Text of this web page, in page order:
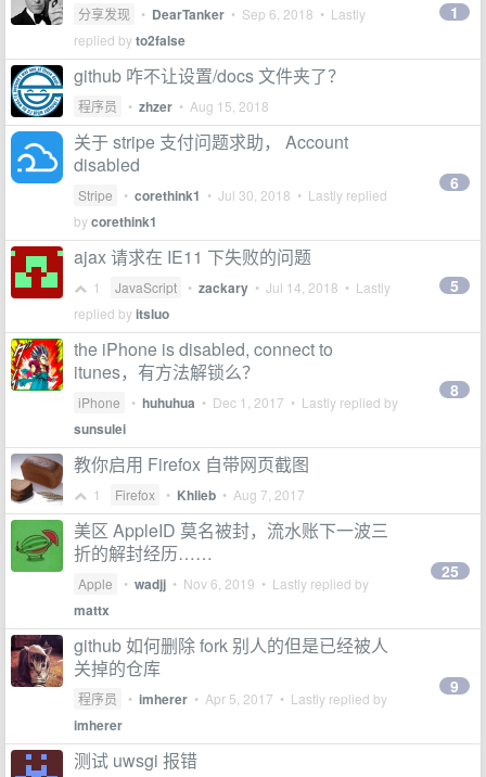
分享发现 • DearTanker • Sep 6, 2018 • Lastly
replied byto2false
1
github 咋不让设置/docs 文件夹了？
程序员 • zhzer • Aug 15, 2018
关于 stripe 支付问题求助， Account
disabled
Stripe • corethink1 • Jul 30, 2018 • Lastly replied
bycorethink1
6
ajax 请求在 IE11 下失败的问题
1 JavaScript • zackary • Jul 14, 2018 • Lastly
replied byitsluo
5
the iPhone is disabled, connect to
itunes，有方法解锁么？
iPhone • huhuhua • Dec 1, 2017 • Lastly replied by
sunsulei
8
教你启用 Firefox 自带网页截图
1 Firefox • Khlieb • Aug 7, 2017
美区 AppleID 莫名被封，流水账下一波三
折的解封经历……
Apple • wadjj • Nov 6, 2019 • Lastly replied by
mattx
25
github 如何删除 fork 别人的但是已经被人
关掉的仓库
程序员 • imherer • Apr 5, 2017 • Lastly replied by
imherer
9
测试 uwsgi 报错